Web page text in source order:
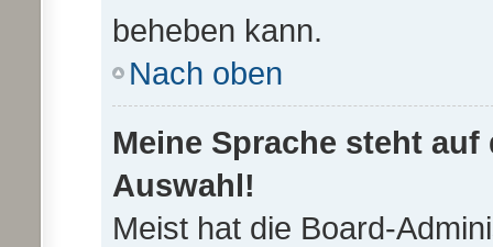
beheben kann.
Nach oben
Meine Sprache steht
Auswahl!
Meist hat die Board-